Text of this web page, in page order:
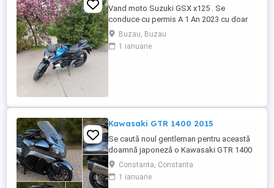
Vand moto Suzuki GSX x125 . Se
conduce cu permis A 1 An 2023 cu doar
5000km Stare impecabila , fara cazaturi
ITP valabil pana in noiembrie 2027 Revizii
si schimb de ulei in service autorizat
Buzau, Buzau
1 ianuarie
Kawasaki GTR 1400 2015
Se caută noul gentleman pentru această
doamnă japoneză o Kawasaki GTR 1400
care încă întoarce priviri și iubește
kilometrii. A fost răsfățată, întreținută la
timp și tratată cu respect. O dau doar
Constanta, Constanta
1 ianuarie